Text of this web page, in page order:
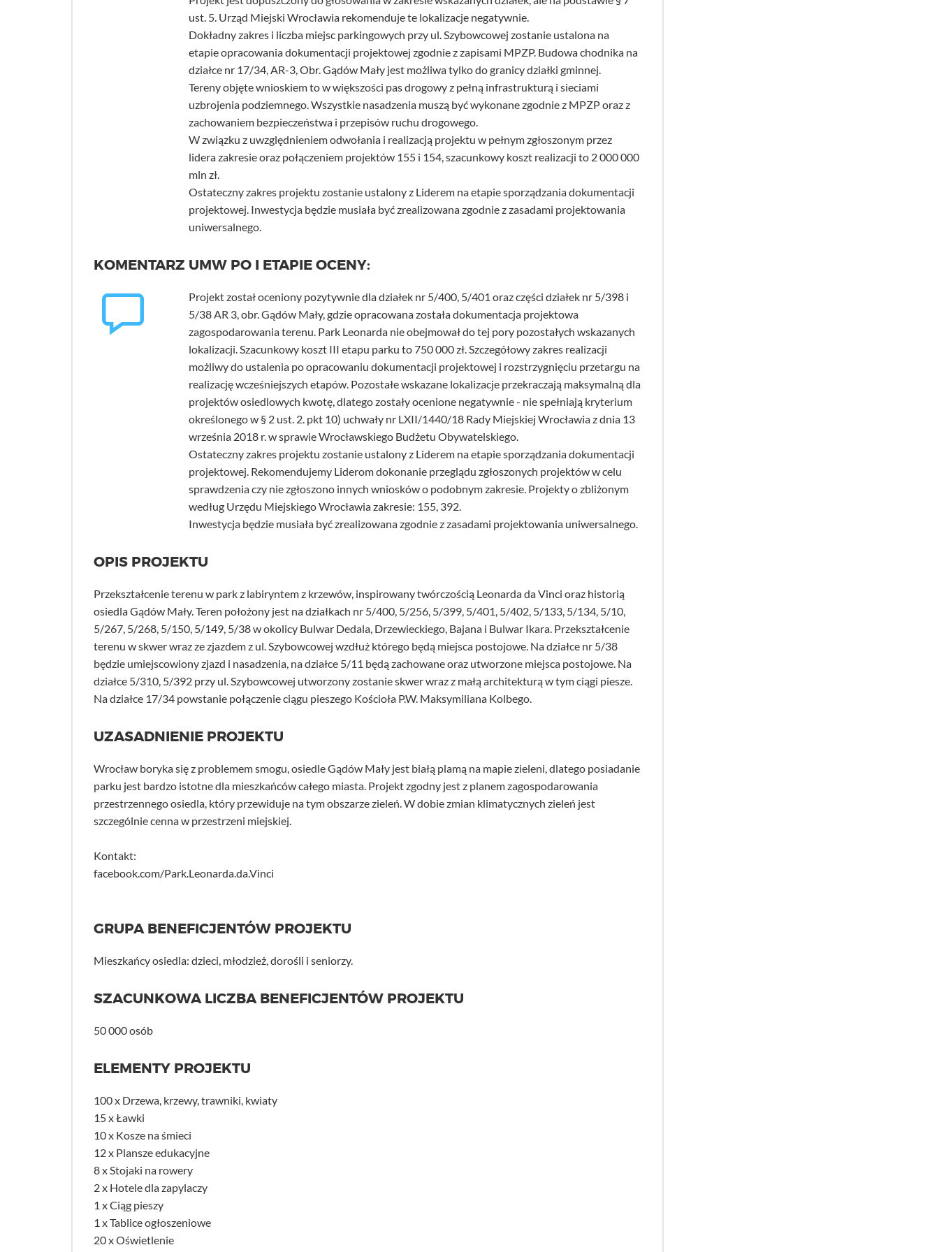
ust. 5. Urząd Miejski Wrocławia rekomenduje te lokalizacje negatywnie.
Dokładny zakres i liczba miejsc parkingowych przy ul. Szybowcowej zostanie ustalona na
etapie opracowania dokumentacji projektowej zgodnie z zapisami MPZP. Budowa chodnika na
działce nr 17/34, AR-3, Obr. Gądów Mały jest możliwa tylko do granicy działki gminnej.
Tereny objęte wnioskiem to w większości pas drogowy z pełną infrastrukturą i sieciami
uzbrojenia podziemnego. Wszystkie nasadzenia muszą być wykonane zgodnie z MPZP oraz z
zachowaniem bezpieczeństwa i przepisów ruchu drogowego.
W związku z uwzględnieniem odwołania i realizacją projektu w pełnym zgłoszonym przez
lidera zakresie oraz połączeniem projektów 155 i 154, szacunkowy koszt realizacji to 2 000 000
mln zł.
Ostateczny zakres projektu zostanie ustalony z Liderem na etapie sporządzania dokumentacji
projektowej. Inwestycja będzie musiała być zrealizowana zgodnie z zasadami projektowania
uniwersalnego.
KOMENTARZ UMW PO I ETAPIE OCENY:
Projekt został oceniony pozytywnie dla działek nr 5/400, 5/401 oraz części działek nr 5/398 i
5/38 AR 3, obr. Gądów Mały, gdzie opracowana została dokumentacja projektowa
zagospodarowania terenu. Park Leonarda nie obejmował do tej pory pozostałych wskazanych
lokalizacji. Szacunkowy koszt III etapu parku to 750 000 zł. Szczegółowy zakres realizacji
możliwy do ustalenia po opracowaniu dokumentacji projektowej i rozstrzygnięciu przetargu na
realizację wcześniejszych etapów. Pozostałe wskazane lokalizacje przekraczają maksymalną dla
projektów osiedlowych kwotę, dlatego zostały ocenione negatywnie - nie spełniają kryterium
określonego w § 2 ust. 2. pkt 10) uchwały nr LXII/1440/18 Rady Miejskiej Wrocławia z dnia 13
września 2018 r. w sprawie Wrocławskiego Budżetu Obywatelskiego.
Ostateczny zakres projektu zostanie ustalony z Liderem na etapie sporządzania dokumentacji
projektowej. Rekomendujemy Liderom dokonanie przeglądu zgłoszonych projektów w celu
sprawdzenia czy nie zgłoszono innych wniosków o podobnym zakresie. Projekty o zbliżonym
według Urzędu Miejskiego Wrocławia zakresie: 155, 392.
Inwestycja będzie musiała być zrealizowana zgodnie z zasadami projektowania uniwersalnego.
OPIS PROJEKTU
Przekształcenie terenu w park z labiryntem z krzewów, inspirowany twórczością Leonarda da Vinci oraz historią
osiedla Gądów Mały. Teren położony jest na działkach nr 5/400, 5/256, 5/399, 5/401, 5/402, 5/133, 5/134, 5/10,
5/267, 5/268, 5/150, 5/149, 5/38 w okolicy Bulwar Dedala, Drzewieckiego, Bajana i Bulwar Ikara. Przekształcenie
terenu w skwer wraz ze zjazdem z ul. Szybowcowej wzdłuż którego będą miejsca postojowe. Na działce nr 5/38
będzie umiejscowiony zjazd i nasadzenia, na działce 5/11 będą zachowane oraz utworzone miejsca postojowe. Na
działce 5/310, 5/392 przy ul. Szybowcowej utworzony zostanie skwer wraz z małą architekturą w tym ciągi piesze.
Na działce 17/34 powstanie połączenie ciągu pieszego Kościoła P.W. Maksymiliana Kolbego.
UZASADNIENIE PROJEKTU
Wrocław boryka się z problemem smogu, osiedle Gądów Mały jest białą plamą na mapie zieleni, dlatego posiadanie
parku jest bardzo istotne dla mieszkańców całego miasta. Projekt zgodny jest z planem zagospodarowania
przestrzennego osiedla, który przewiduje na tym obszarze zieleń. W dobie zmian klimatycznych zieleń jest
szczególnie cenna w przestrzeni miejskiej.
Kontakt:
facebook.com/Park.Leonarda.da.Vinci
GRUPA BENEFICJENTÓW PROJEKTU
Mieszkańcy osiedla: dzieci, młodzież, dorośli i seniorzy.
SZACUNKOWA LICZBA BENEFICJENTÓW PROJEKTU
50 000 osób
ELEMENTY PROJEKTU
100 x Drzewa, krzewy, trawniki, kwiaty
15 x Ławki
10 x Kosze na śmieci
12 x Plansze edukacyjne
8 x Stojaki na rowery
2 x Hotele dla zapylaczy
1 x Ciąg pieszy
1 x Tablice ogłoszeniowe
20 x Oświetlenie